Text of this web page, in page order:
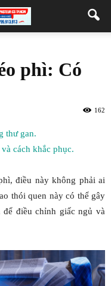
phì: Có
162
thư gan.
cách khắc phục.
điều này không phải ai
thói quen này có thể gây
điều chỉnh giấc ngủ và